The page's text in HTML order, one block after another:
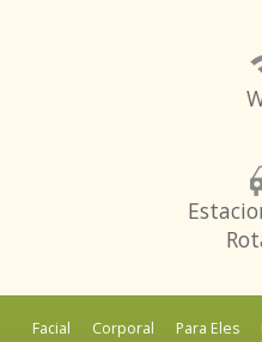
Facial Corporal Para Eles